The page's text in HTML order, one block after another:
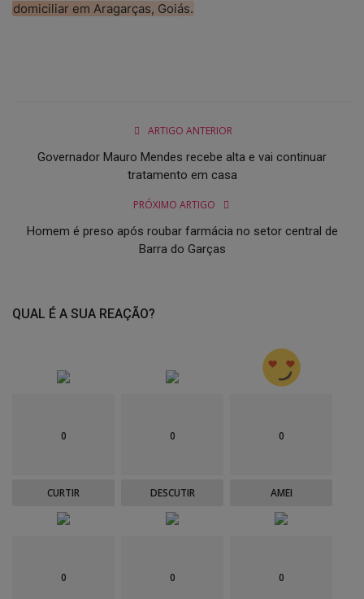
domiciliar em Aragarças, Goiás.
ARTIGO ANTERIOR
Governador Mauro Mendes recebe alta e vai continuar
tratamento em casa
PRÓXIMO ARTIGO
Homem é preso após roubar farmácia no setor central de
Barra do Garças
QUAL É A SUA REAÇÃO?
0
CURTIR
0
DESCUTIR
0
AMEI
0 0 0